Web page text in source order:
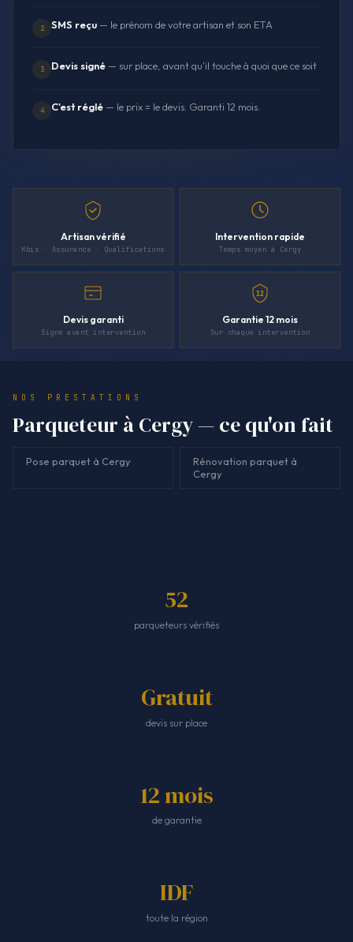
2 SMS reçu — le prénom de votre artisan et son ETA
3 Devis signé — sur place, avant qu'il touche à quoi que ce soit
4 C'est réglé — le prix = le devis. Garanti 12 mois.
Artisan vérifié
Kbis · Assurance · Qualifications
Intervention rapide
Temps moyen à Cergy
Devis garanti
Signé avant intervention
12
Garantie 12 mois
Sur chaque intervention
NOS PRESTATIONS
Parqueteur à Cergy — ce qu'on fait
Pose parquet à Cergy
Rénovation parquet à
Cergy
52
parqueteurs vérifiés
Gratuit
devis sur place
12 mois
de garantie
IDF
toute la région